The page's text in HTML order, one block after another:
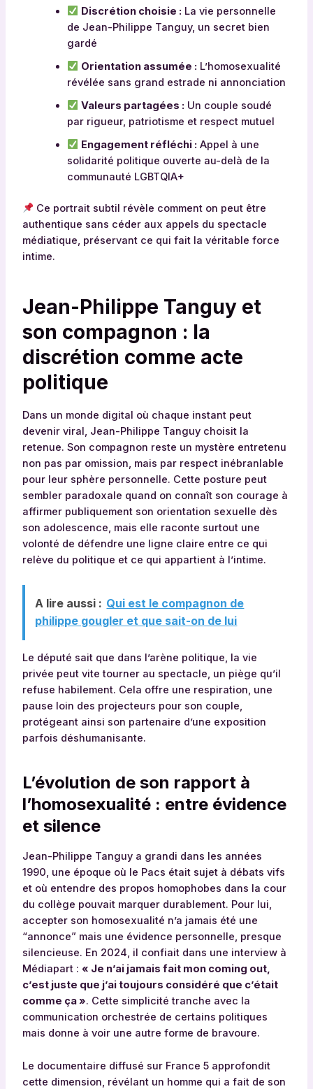
Discrétion choisie : La vie personnelle
de Jean-Philippe Tanguy, un secret bien
gardé
Orientation assumée : L’homosexualité
révélée sans grand estrade ni annonciation
Valeurs partagées : Un couple soudé
par rigueur, patriotisme et respect mutuel
Engagement réfléchi : Appel à une
solidarité politique ouverte au-delà de la
communauté LGBTQIA+
Ce portrait subtil révèle comment on peut être
authentique sans céder aux appels du spectacle
médiatique, préservant ce qui fait la véritable force
intime.
Jean-Philippe Tanguy et
son compagnon : la
discrétion comme acte
politique
Dans un monde digital où chaque instant peut
devenir viral, Jean-Philippe Tanguy choisit la
retenue. Son compagnon reste un mystère entretenu
non pas par omission, mais par respect inébranlable
pour leur sphère personnelle. Cette posture peut
sembler paradoxale quand on connaît son courage à
affirmer publiquement son orientation sexuelle dès
son adolescence, mais elle raconte surtout une
volonté de défendre une ligne claire entre ce qui
relève du politique et ce qui appartient à l’intime.
A lire aussi : Qui est le compagnon de
philippe gougler et que sait-on de lui
Le député sait que dans l’arène politique, la vie
privée peut vite tourner au spectacle, un piège qu’il
refuse habilement. Cela offre une respiration, une
pause loin des projecteurs pour son couple,
protégeant ainsi son partenaire d’une exposition
parfois déshumanisante.
L’évolution de son rapport à
l’homosexualité : entre évidence
et silence
Jean-Philippe Tanguy a grandi dans les années
1990, une époque où le Pacs était sujet à débats vifs
et où entendre des propos homophobes dans la cour
du collège pouvait marquer durablement. Pour lui,
accepter son homosexualité n’a jamais été une
“annonce” mais une évidence personnelle, presque
silencieuse. En 2024, il confiait dans une interview à
Médiapart : « Je n’ai jamais fait mon coming out,
c’est juste que j’ai toujours considéré que c’était
comme ça ». Cette simplicité tranche avec la
communication orchestrée de certains politiques
mais donne à voir une autre forme de bravoure.
Le documentaire diffusé sur France 5 approfondit
cette dimension, révélant un homme qui a fait de son